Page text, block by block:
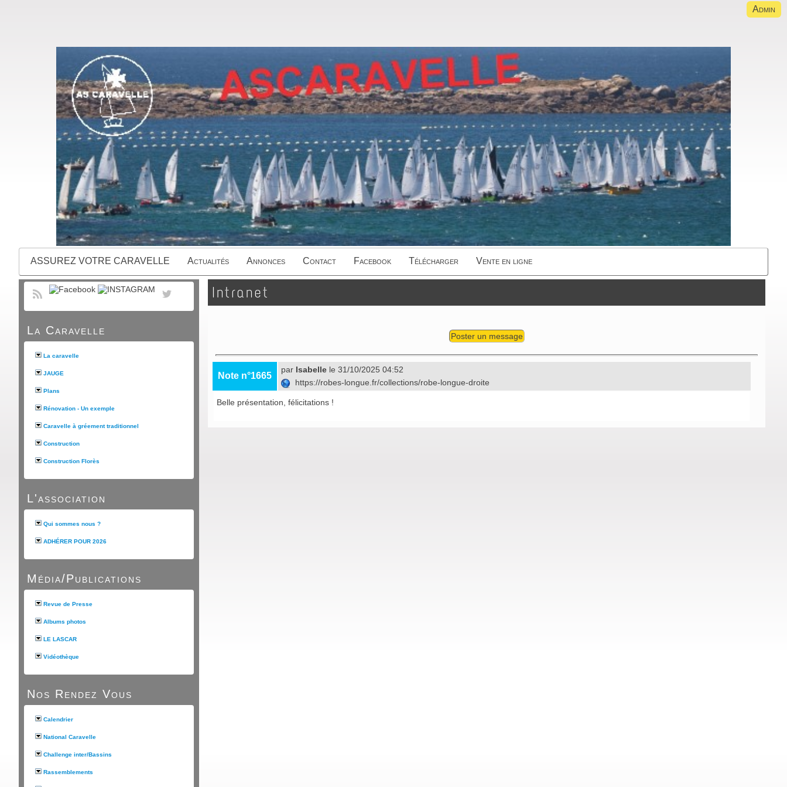
Admin
ASSUREZ VOTRE CARAVELLE Actualités Annonces Contact Facebook Télécharger Vente en ligne
La Caravelle
La caravelle
JAUGE
Plans
Rénovation - Un exemple
Caravelle à gréement traditionnel
Construction
Construction Florès
L'association
Qui sommes nous ?
ADHÉRER POUR 2026
Média/Publications
Revue de Presse
Albums photos
LE LASCAR
Vidéothèque
Nos Rendez Vous
Calendrier
National Caravelle
Challenge inter/Bassins
Rassemblements
Intranet
Poster un message
Note n°1665
par Isabelle le 31/10/2025 04:52
https://robes-longue.fr/collections/robe-longue-droite
Belle présentation, félicitations !